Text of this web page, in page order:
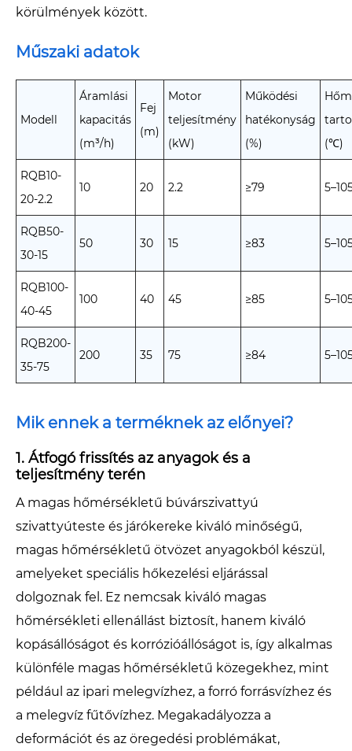
körülmények között.
Műszaki adatok
Modell
Áramlási
kapacitás
(m³/h)
Fej
(m)
Motor
teljesítmény
(kW)
Működési
hatékonyság
(%)
(℃)
RQB10-
20-2.2
10 20 2.2 ≥79
RQB50-
30-15
50 30 15 ≥83
RQB100-
40-45
100 40 45 ≥85
RQB200-
35-75
200 35 75 ≥84
Mik ennek a terméknek az előnyei?
1. Átfogó frissítés az anyagok és a
teljesítmény terén
A magas hőmérsékletű búvárszivattyú
szivattyúteste és járókereke kiváló minőségű,
magas hőmérsékletű ötvözet anyagokból készül,
amelyeket speciális hőkezelési eljárással
dolgoznak fel. Ez nemcsak kiváló magas
hőmérsékleti ellenállást biztosít, hanem kiváló
kopásállóságot és korrózióállóságot is, így alkalmas
különféle magas hőmérsékletű közegekhez, mint
például az ipari melegvízhez, a forró forrásvízhez és
a melegvíz fűtővízhez. Megakadályozza a
deformációt és az öregedési problémákat,